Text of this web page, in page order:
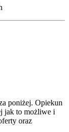
poniżej. Opiekun
jak to możliwe i
oraz